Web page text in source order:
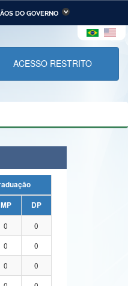
DO GOVERNO
e
ACESSO RESTRITO
MP
DP
0
0
0
0
0
0